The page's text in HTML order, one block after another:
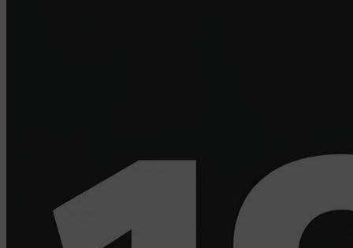
Рекламные Cookie
Компании, которым мы поручаем обработку данных
для данной цели: